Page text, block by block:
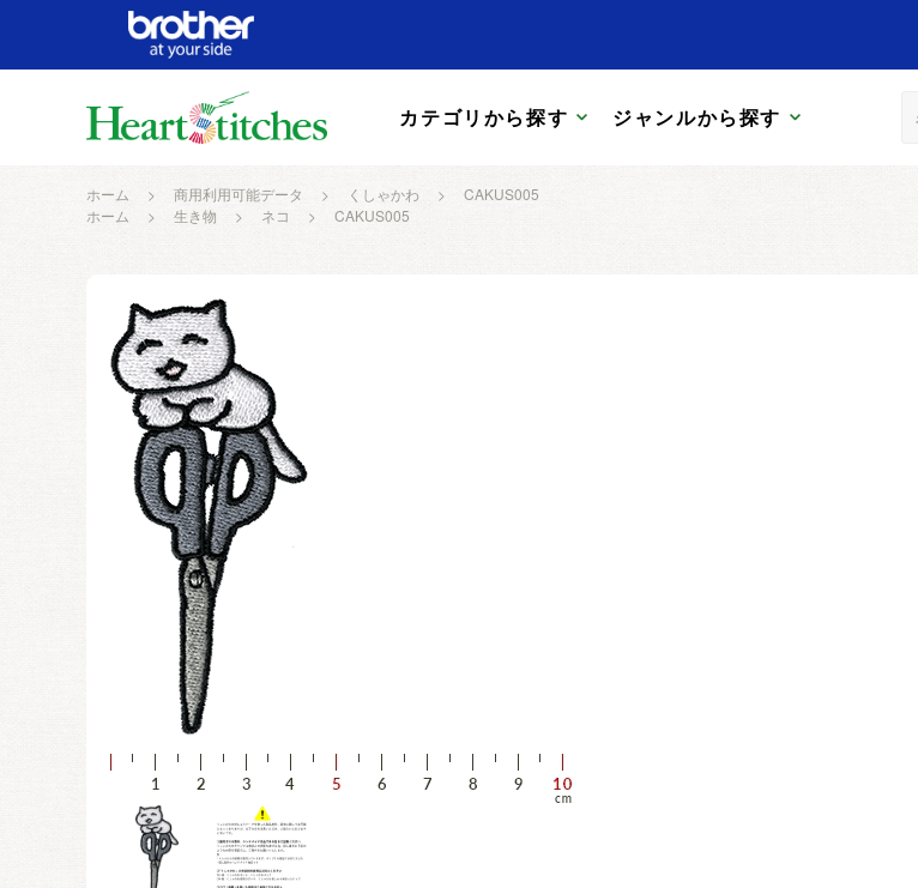
カテゴリから探す ジャンルから探す
ホーム > 商用利用可能データ > くしゃかわ >
CAKUS005
ホーム
> 生き物 > ネコ > CAKUS005